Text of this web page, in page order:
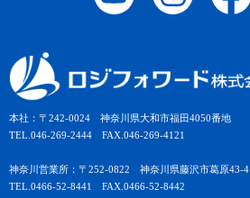
本社：〒242-0024 神奈川県大和市福田4050番地
TEL.046-269-2444 FAX.046-269-4121
神奈川営業所：〒252-0822 神奈川県藤沢市葛原43-4
TEL.0466-52-8441 FAX.0466-52-8442